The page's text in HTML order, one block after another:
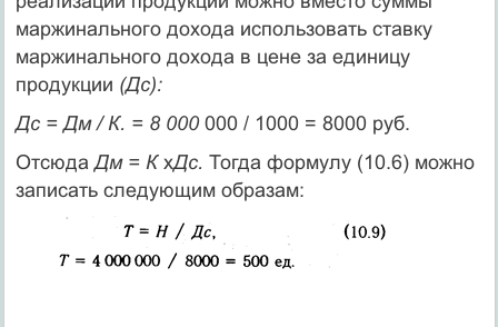
маржинального дохода использовать ставку
маржинального дохода в цене за единицу
продукции (Дс):
Дс = Дм / К. = 8 000000 / 1000 = 8000 руб.
ОтсюдаДм = К xДс. Тогда формулу (10.6) можно
записать следующим образам: